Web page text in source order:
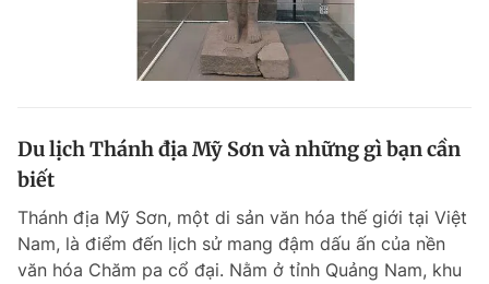
Du lịch Thánh địa Mỹ Sơn và những gì bạn cần
biết
Thánh địa Mỹ Sơn, một di sản văn hóa thế giới tại Việt
Nam, là điểm đến lịch sử mang đậm dấu ấn của nền
văn hóa Chăm pa cổ đại. Nằm ở tỉnh Quảng Nam, khu